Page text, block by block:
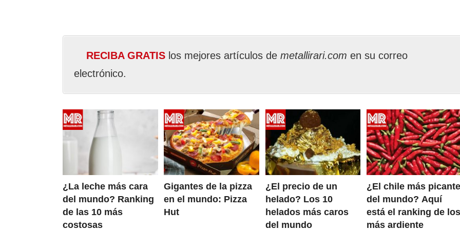
RECIBA GRATIS los mejores artículos de metallirari.com en su correo
electrónico.
¿La leche más cara
del mundo? Ranking
de las 10 más
costosas
Gigantes de la pizza
en el mundo: Pizza
Hut
¿El precio de un
helado? Los 10
helados más caros
del mundo
¿El chile más picante
del mundo? Aquí
está el ranking de los
más ardiente